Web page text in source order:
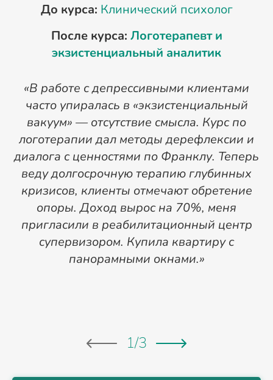
До курса: Клинический психолог
После курса: Логотерапевт и
экзистенциальный аналитик
«В работе с депрессивными клиентами
часто упиралась в «экзистенциальный
вакуум» — отсутствие смысла. Курс по
логотерапии дал методы дерефлексии и
диалога с ценностями по Франклу. Теперь
веду долгосрочную терапию глубинных
кризисов, клиенты отмечают обретение
опоры. Доход вырос на 70%, меня
пригласили в реабилитационный центр
супервизором. Купила квартиру с
панорамными окнами.»
1/3